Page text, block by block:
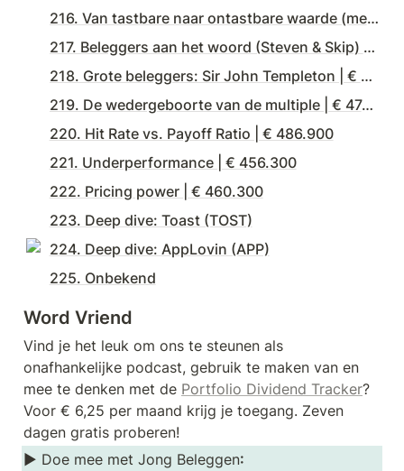
216. Van tastbare naar ontastbare waarde (met Quirien Lemey) | € 433.500
217. Beleggers aan het woord (Steven & Skip) | € 473.400
218. Grote beleggers: Sir John Templeton | € 479.400
219. De wedergeboorte van de multiple | € 474.800
220. Hit Rate vs. Payoff Ratio | € 486.900
221. Underperformance | € 456.300
222. Pricing power | € 460.300
223. Deep dive: Toast (TOST)
224. Deep dive: AppLovin (APP)
225. Onbekend
Word Vriend
Vind je het leuk om ons te steunen als
onafhankelijke podcast, gebruik te maken van en
mee te denken met de Portfolio Dividend Tracker?
Voor € 6,25 per maand krijg je toegang. Zeven
dagen gratis proberen!
► Doe mee met Jong Beleggen